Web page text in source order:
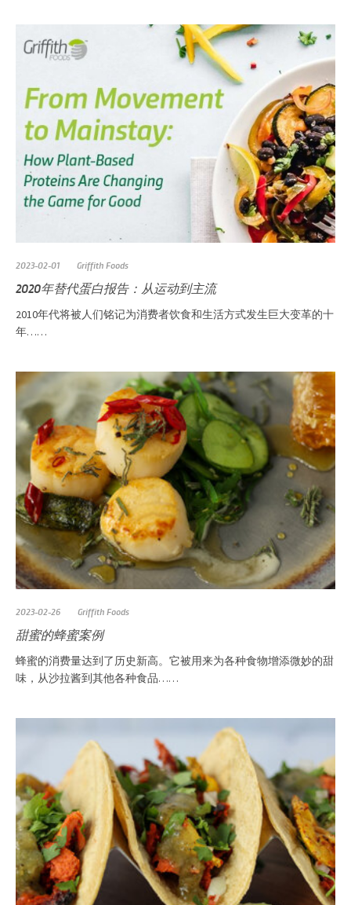
2023-02-01 Griffith Foods
2020年替代蛋白报告：从运动到主流
2010年代将被人们铭记为消费者饮食和生活方式发生巨大变革的十
年……
2023-02-26 Griffith Foods
甜蜜的蜂蜜案例
蜂蜜的消费量达到了历史新高。它被用来为各种食物增添微妙的甜
味，从沙拉酱到其他各种食品……